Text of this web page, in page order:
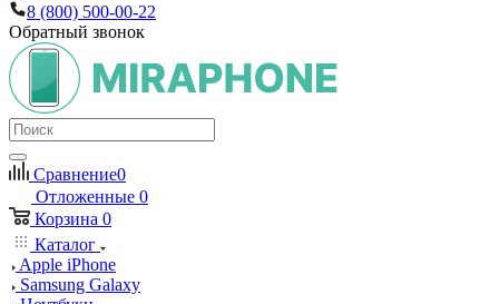
8 (800) 500-00-22
Обратный звонок
Сравнение0
Отложенные 0
Корзина 0
Каталог
Apple iPhone
Samsung Galaxy